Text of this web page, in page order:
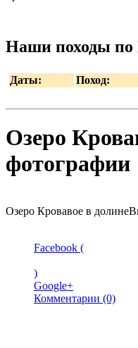
Наши походы по
Даты: Поход:
Озеро
фотографии
Озеро Кровавое в долине
Facebook (
)
Google+
Комментарии (0)